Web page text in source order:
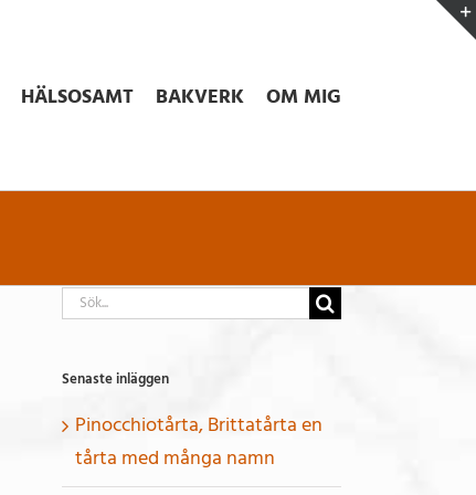
HÄLSOSAMT BAKVERK OM MIG
Sök
Senaste inläggen
Pinocchiotårta, Brittatårta en
tårta med många namn